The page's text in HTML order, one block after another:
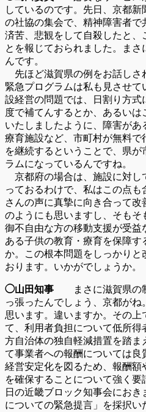
しているのです。先日、京都
の社協の集会で、精神障害者
済苦、悲観をして自殺したと、
とを報じておられました。ま
んです。
先ほど滋賀県の例をお話しさ
緊急プログラムは私も見させ
設経営の問題では、日割り方式
度で補てんするとか、あるい
いたしましたように、障害があ
療育施設など、市町村が無料
を継続するということで、県
ラムになっているんですね。
京都府の場合は、施設に対し
っておるわけで、私はこの点
さんの声に真摯に向き合って改
のようにも思いますし、そも
御不自由な方の移動支援が受
ある子供の教育・療育を保障
か。この根本問題をしっかりと
おります。いかがでしょうか。
◯山田知事 まさに滋賀県の制
っ張ったんでしょう、京都がね
思います。違いますか。その上
て、利用者負担について低所
方自治体の独自軽減措置を踏ま
て事業者への報酬については
経営安定化を図るため、報酬
を確保することについて強く
日の近畿ブロック知事会にお
についての緊急提言」を採択